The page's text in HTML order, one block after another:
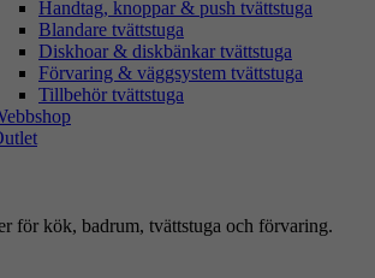
Handtag, knoppar & push tvättstuga
Blandare tvättstuga
Diskhoar & diskbänkar tvättstuga
Förvaring & väggsystem tvättstuga
Tillbehör tvättstuga
för kök, badrum, tvättstuga och förvaring.